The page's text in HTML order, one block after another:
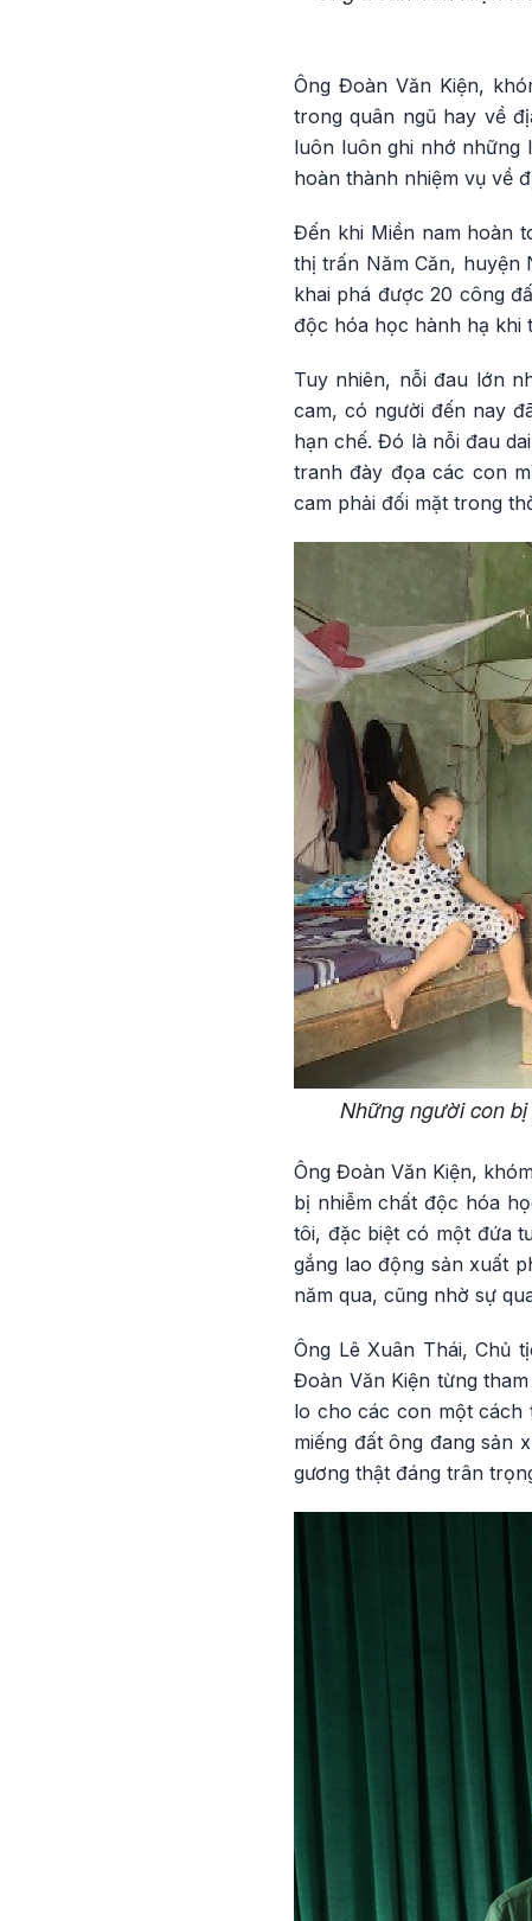
Ông Đoàn Văn Kiện,
trong quân ngũ hay về
luôn luôn ghi nhớ những
hoàn thành nhiệm vụ về
Đến khi Miền nam hoàn
thị trấn Năm Căn, huyện
khai phá được 20 công
độc hóa học hành hạ khi
Tuy nhiên, nỗi đau lớn
cam, có người đến nay
hạn chế. Đó là nỗi đau
tranh đày đọa các con
cam phải đối mặt trong
Những người con
Ông Đoàn Văn Kiện,
bị nhiễm chất độc hóa
tôi, đặc biệt có một đứa
gắng lao động sản xuất
năm qua, cũng nhờ sự
Ông Lê Xuân Thái, Chủ
Đoàn Văn Kiện từng
lo cho các con một cách
miếng đất ông đang sản
gương thật đáng trân